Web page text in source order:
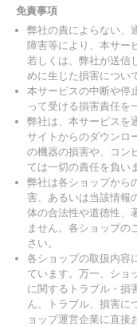
免責事項
弊社の責によらない、
障害等により、本サー
若しくは、弊社が送信
めに生じた損害につい
本サービスの中断や停
って受ける損害責任を
弊社は、本サービスを
サイトからのダウンロ
の機器の損害や、コン
ては一切の責任を負い
弊社は各ショップから
害、あるいは当該情報
体の合法性や道徳性、
ません。各ショップの
さい。
各ショップの取扱内容
ています。万一、ショ
に関するトラブル・損
ん。トラブル、損害に
ョップ運営企業に直接